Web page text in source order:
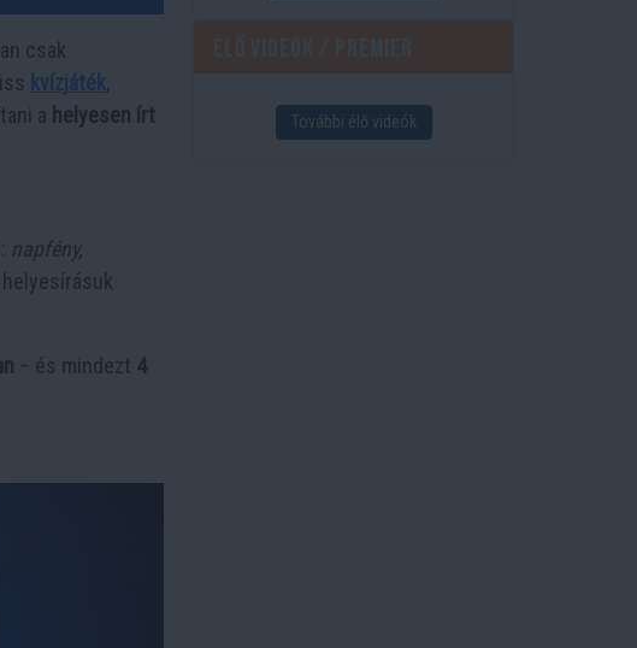
csak
kvízjáték,
a helyesen írt
napfény,
– és mindezt 4
További élő videók